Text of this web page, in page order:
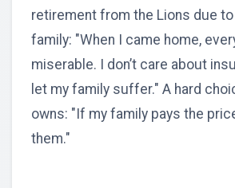
retirement from the Lions due
family: "When I came home,
miserable. I don’t care about
let my family suffer." A hard
owns: "If my family pays the
them."